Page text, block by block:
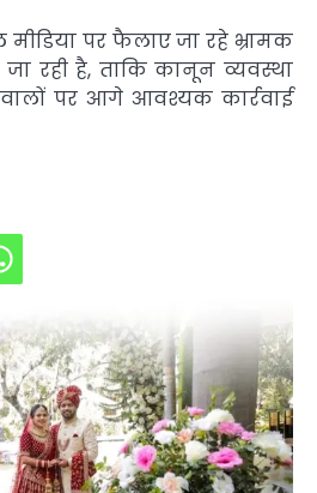
पर फैलाए जा रहे भ्रामक
रही है, ताकि कानून व्यवस्था
पर आगे आवश्यक कार्रवाई